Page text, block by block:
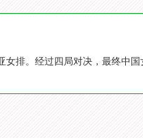
女排。经过四局对决，最终中